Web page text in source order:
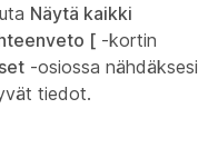
Näytä kaikki
[ -kortin
-osiossa nähdäksesi
tiedot.